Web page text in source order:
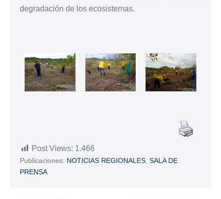
degradación de los ecosistemas.
Post Views: 1.466
Publicaciones: NOTICIAS REGIONALES SALA DE
PRENSA